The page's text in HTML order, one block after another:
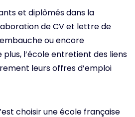
et diplômés dans la
de CV et lettre de
ou encore
l’école entretient des liens
leurs offres d’emploi
choisir une école française